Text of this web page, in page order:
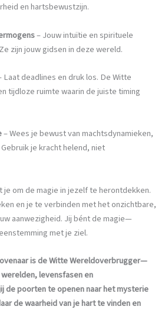
en hartsbewustzijn.
– Jouw intuïtie en spirituele
zijn jouw gidsen in deze wereld.
Laat deadlines en druk los. De Witte
tijdloze ruimte waarin de juiste timing
– Wees je bewust van machtsdynamieken,
je kracht helend, niet
je om de magie in jezelf te herontdekken.
en je te verbinden met het onzichtbare,
aanwezigheid. Jij bént de magie—
met je ziel.
is de Witte Wereldoverbrugger—
levensfasen en
de poorten te openen naar het mysterie
de waarheid van je hart te vinden en